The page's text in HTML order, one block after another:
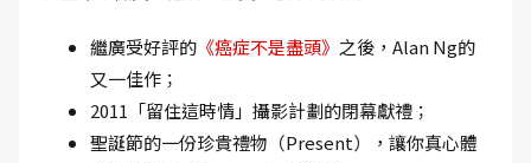
繼廣受好評的 《癌症不是盡頭》 之後，Alan Ng的
又一佳作；
2011「留住這時情」攝影計劃的閉幕獻禮；
聖誕節的一份珍貴禮物（Present），讓你真心體